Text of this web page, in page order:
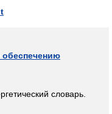
обеспечению
словарь.